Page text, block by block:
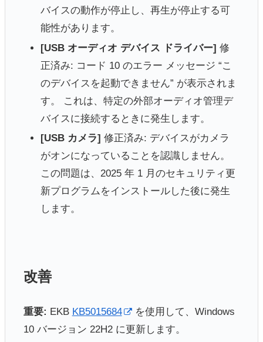
バイスの動作が停止し、再生が停止する可
能性があります。
[USB オーディオ デバイス ドライバー] 修
正済み: コード 10 のエラー メッセージ “こ
のデバイスを起動できません” が表示されま
す。 これは、特定の外部オーディオ管理デ
バイスに接続するときに発生します。 ​​​​​​​
[USB カメラ] 修正済み: デバイスがカメラ
がオンになっていることを認識しません。
この問題は、2025 年 1 月のセキュリティ更
新プログラムをインストールした後に発生
します。
改善
重要: EKB KB5015684
を使用して、Windows
10 バージョン 22H2 に更新します。